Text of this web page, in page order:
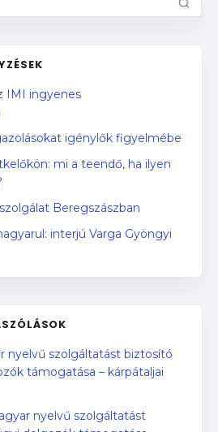
IMI ingyenes
igénylők figyelmébe
mi a teendő, ha ilyen
Beregszászban
interjú Varga Gyöngyi
nyelvű szolgáltatást biztosító
támogatása – kárpátaljai
nyelvű szolgáltatást